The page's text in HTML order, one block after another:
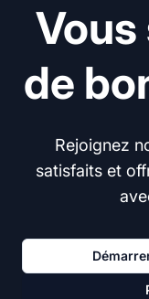
de
Rejoignez
satisfaits et